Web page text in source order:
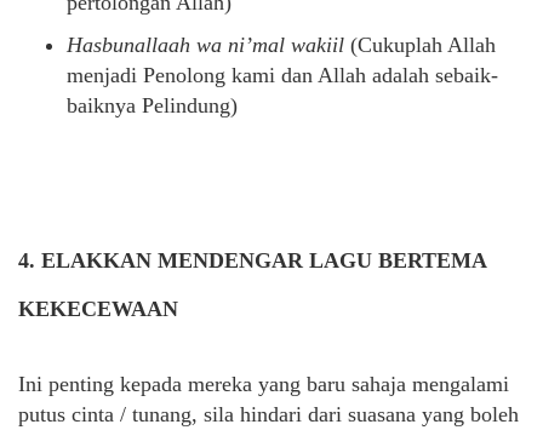
Hasbunallaah wa ni’mal wakiil (Cukuplah Allah
menjadi Penolong kami dan Allah adalah sebaik-
baiknya Pelindung)
4. ELAKKAN MENDENGAR LAGU BERTEMA
KEKECEWAAN
Ini penting kepada mereka yang baru sahaja mengalami
putus cinta / tunang, sila hindari dari suasana yang boleh